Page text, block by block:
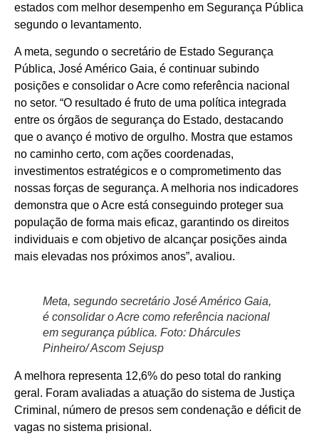
estados com melhor desempenho em Segurança Pública
segundo o levantamento.
A meta, segundo o secretário de Estado Segurança
Pública, José Américo Gaia, é continuar subindo
posições e consolidar o Acre como referência nacional
no setor. “O resultado é fruto de uma política integrada
entre os órgãos de segurança do Estado, destacando
que o avanço é motivo de orgulho. Mostra que estamos
no caminho certo, com ações coordenadas,
investimentos estratégicos e o comprometimento das
nossas forças de segurança. A melhoria nos indicadores
demonstra que o Acre está conseguindo proteger sua
população de forma mais eficaz, garantindo os direitos
individuais e com objetivo de alcançar posições ainda
mais elevadas nos próximos anos”, avaliou.
Meta, segundo secretário José Américo Gaia,
é consolidar o Acre como referência nacional
em segurança pública. Foto: Dhárcules
Pinheiro/ Ascom Sejusp
A melhora representa 12,6% do peso total do ranking
geral. Foram avaliadas a atuação do sistema de Justiça
Criminal, número de presos sem condenação e déficit de
vagas no sistema prisional.